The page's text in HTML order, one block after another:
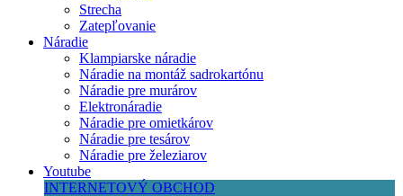
Strecha
Zatepľovanie
Náradie
Klampiarske náradie
Náradie na montáž sadrokartónu
Náradie pre murárov
Elektronáradie
Náradie pre omietkárov
Náradie pre tesárov
Náradie pre železiarov
Youtube
INTERNETOVÝ OBCHOD